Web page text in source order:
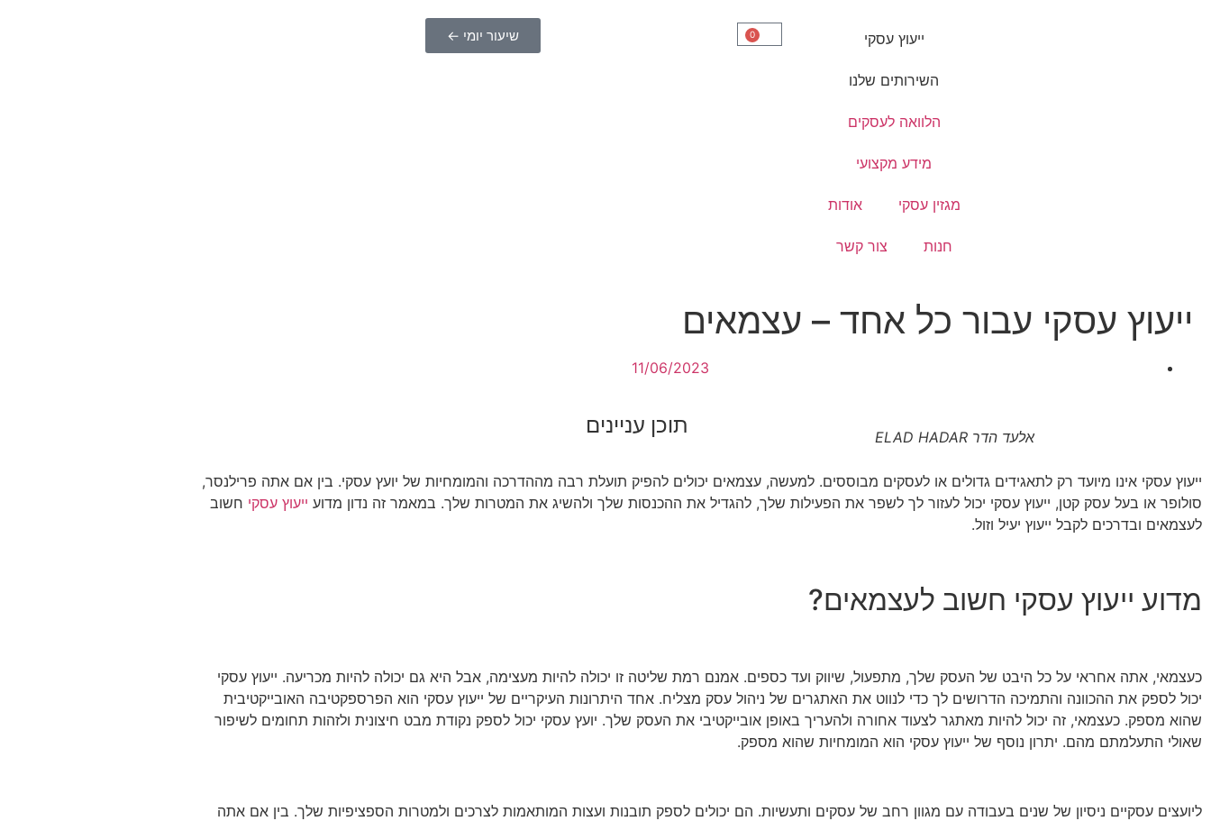
ייעוץ עסקי
השירותים שלנו
הלוואה לעסקים
מידע מקצועי
מגזין עסקי אודות
חנות צור קשר
0 שיעור יומי ←
ייעוץ עסקי עבור כל אחד – עצמאים
11/06/2023
אלעד הדר ELAD HADAR תוכן עניינים
ייעוץ עסקי אינו מיועד רק לתאגידים גדולים או לעסקים מבוססים. למעשה, עצמאים יכולים להפיק תועלת רבה מההדרכה והמומחיות של יועץ עסקי. בין אם אתה פרילנסר,
סולופר או בעל עסק קטן, ייעוץ עסקי יכול לעזור לך לשפר את הפעילות שלך, להגדיל את ההכנסות שלך ולהשיג את המטרות שלך. במאמר זה נדון מדוע ייעוץ עסקי חשוב
לעצמאים ובדרכים לקבל ייעוץ יעיל וזול.
מדוע ייעוץ עסקי חשוב לעצמאים?
כעצמאי, אתה אחראי על כל היבט של העסק שלך, מתפעול, שיווק ועד כספים. אמנם רמת שליטה זו יכולה להיות מעצימה, אבל היא גם יכולה להיות מכריעה. ייעוץ עסקי
יכול לספק את ההכוונה והתמיכה הדרושים לך כדי לנווט את האתגרים של ניהול עסק מצליח. אחד היתרונות העיקריים של ייעוץ עסקי הוא הפרספקטיבה האובייקטיבית
שהוא מספק. כעצמאי, זה יכול להיות מאתגר לצעוד אחורה ולהעריך באופן אובייקטיבי את העסק שלך. יועץ עסקי יכול לספק נקודת מבט חיצונית ולזהות תחומים לשיפור
שאולי התעלמתם מהם. יתרון נוסף של ייעוץ עסקי הוא המומחיות שהוא מספק.
ליועצים עסקיים ניסיון של שנים בעבודה עם מגוון רחב של עסקים ותעשיות. הם יכולים לספק תובנות ועצות המותאמות לצרכים ולמטרות הספציפיות שלך. בין אם אתה